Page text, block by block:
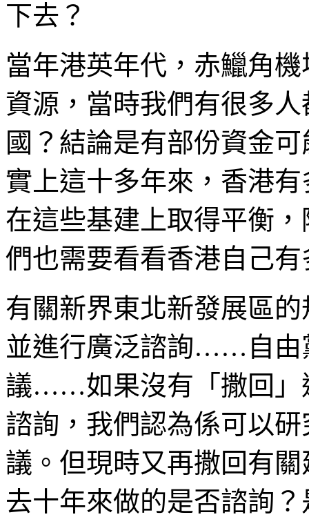
下去？
當年港英年代，赤鱲角
資源，當時我們有很多
國？結論是有部份資金
實上這十多年來，香港
在這些基建上取得平衡
們也需要看看香港自己
有關新界東北新發展區
並進行廣泛諮詢……自由
議……如果沒有「撒回」
諮詢，我們認為係可以
議。但現時又再撒回有
去十年來做的是否諮詢